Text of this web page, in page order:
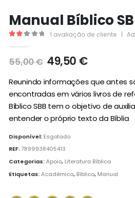
Manual Bíblico
1 avaliação de cliente |
55,00€ O
preço
original
era:
55,00 €.
49,50 €O
atual
é:
49,50 €.
Reunindo informações que antes
encontradas em vários livros de
Bíblico SBB tem o objetivo de
entender o próprio texto da Bíblia
Disponível: Esgotado
REF:7899938405413
Categorias:Apoio, Literatura Bíblica
Etiquetas:Académico, Bíblico, Manual